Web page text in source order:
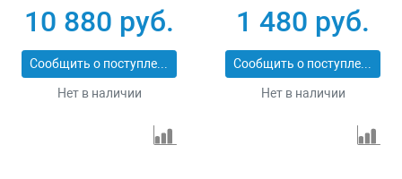
10 880 руб.
Сообщить о поступлении
Нет в наличии
1 480 руб.
Сообщить о поступлении
Нет в наличии